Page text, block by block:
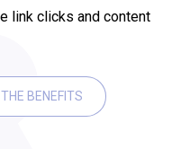
link clicks and content
BENEFITS